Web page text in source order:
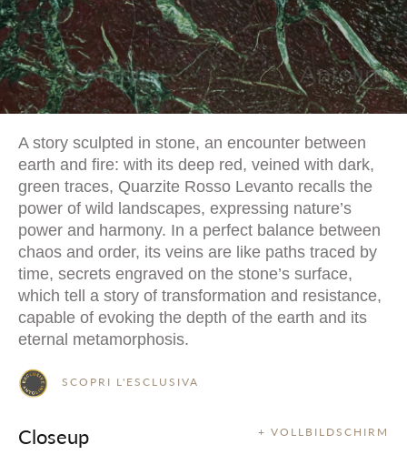
A story sculpted in stone, an encounter between
earth and fire: with its deep red, veined with dark,
green traces, Quarzite Rosso Levanto recalls the
power of wild landscapes, expressing nature’s
power and harmony. In a perfect balance between
chaos and order, its veins are like paths traced by
time, secrets engraved on the stone’s surface,
which tell a story of transformation and resistance,
capable of evoking the depth of the earth and its
eternal metamorphosis.
SCOPRI L'ESCLUSIVA
+ VOLLBILDSCHIRM
Closeup